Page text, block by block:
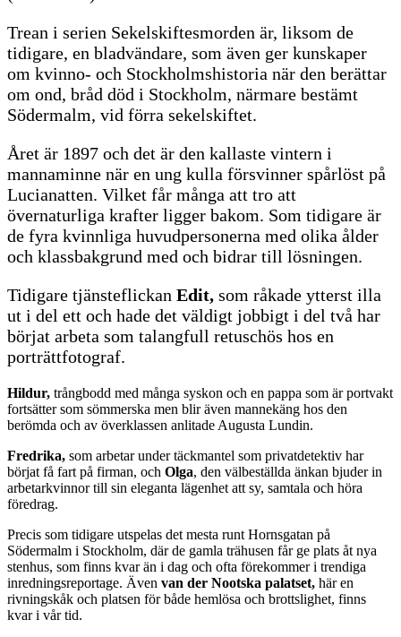
Trean i serien Sekelskiftesmorden är, liksom de
tidigare, en bladvändare, som även ger kunskaper
om kvinno- och Stockholmshistoria när den berättar
om ond, bråd död i Stockholm, närmare bestämt
Södermalm, vid förra sekelskiftet.
Året är 1897 och det är den kallaste vintern i
mannaminne när en ung kulla försvinner spårlöst på
Lucianatten. Vilket får många att tro att
övernaturliga krafter ligger bakom. Som tidigare är
de fyra kvinnliga huvudpersonerna med olika ålder
och klassbakgrund med och bidrar till lösningen.
Tidigare tjänsteflickan Edit, som råkade ytterst illa
ut i del ett och hade det väldigt jobbigt i del två har
börjat arbeta som talangfull retuschös hos en
porträttfotograf.
Hildur, trångbodd med många syskon och en pappa som är portvakt
fortsätter som sömmerska men blir även mannekäng hos den
berömda och av överklassen anlitade Augusta Lundin.
Fredrika, som arbetar under täckmantel som privatdetektiv har
börjat få fart på firman, och Olga, den välbeställda änkan bjuder in
arbetarkvinnor till sin eleganta lägenhet att sy, samtala och höra
föredrag.
Precis som tidigare utspelas det mesta runt Hornsgatan på
Södermalm i Stockholm, där de gamla trähusen får ge plats åt nya
stenhus, som finns kvar än i dag och ofta förekommer i trendiga
inredningsreportage. Även van der Nootska palatset, här en
rivningskåk och platsen för både hemlösa och brottslighet, finns
kvar i vår tid.